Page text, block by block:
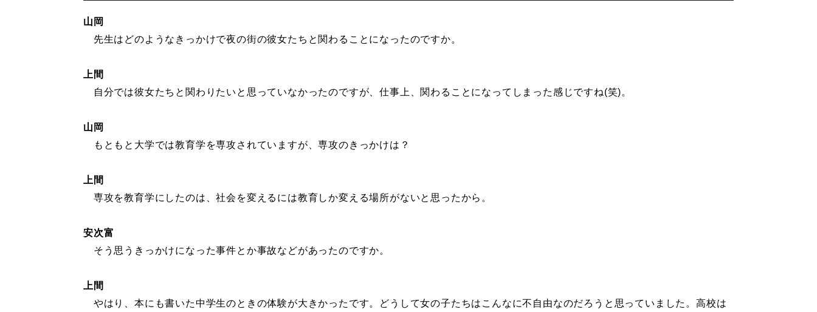
山岡
先生はどのようなきっかけで夜の街の彼女たちと関わることになったのですか。
上間
自分では彼女たちと関わりたいと思っていなかったのですが、仕事上、関わることになってしまった感じですね(笑)。
山岡
もともと大学では教育学を専攻されていますが、専攻のきっかけは？
上間
専攻を教育学にしたのは、社会を変えるには教育しか変える場所がないと思ったから。
安次富
そう思うきっかけになった事件とか事故などがあったのですか。
上間
やはり、本にも書いた中学生のときの体験が大きかったです。どうして女の子たちはこんなに不自由なのだろうと思っていました。高校は